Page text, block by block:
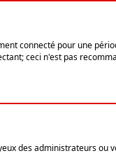
connecté pour une
ceci n'est pas
des administrateurs ou